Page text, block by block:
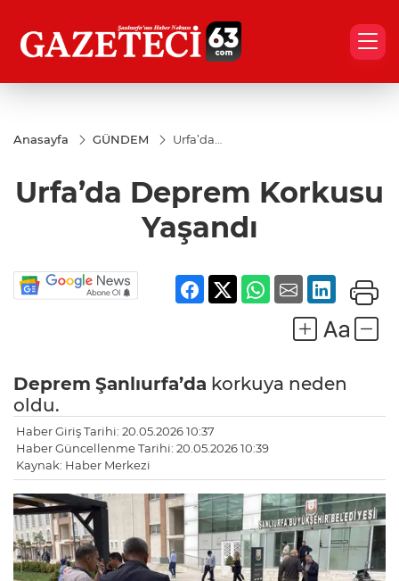
Anasayfa GÜNDEM
Urfa’da
Urfa’da Deprem Korkusu
Yaşandı
Deprem Şanlıurfa’da korkuya neden
oldu.
Haber Giriş Tarihi: 20.05.2026 10:37
Haber Güncellenme Tarihi: 20.05.2026 10:39
Kaynak: Haber Merkezi